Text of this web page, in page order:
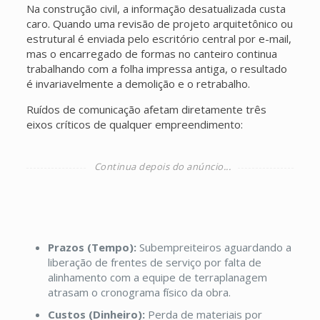
Na construção civil, a informação desatualizada custa
caro. Quando uma revisão de projeto arquitetônico ou
estrutural é enviada pelo escritório central por e-mail,
mas o encarregado de formas no canteiro continua
trabalhando com a folha impressa antiga, o resultado
é invariavelmente a demolição e o retrabalho.
Ruídos de comunicação afetam diretamente três
eixos críticos de qualquer empreendimento:
Prazos (Tempo): Subempreiteiros aguardando a
liberação de frentes de serviço por falta de
alinhamento com a equipe de terraplanagem
atrasam o cronograma físico da obra.
Custos (Dinheiro): Perda de materiais por